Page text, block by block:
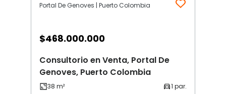
Portal De Genoves | Puerto Colombia
$468.000.000
Consultorio en Venta, Portal De
Genoves, Puerto Colombia